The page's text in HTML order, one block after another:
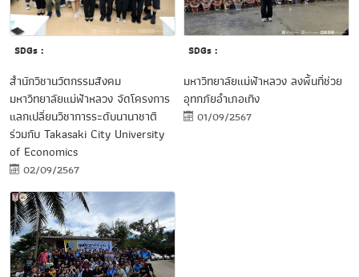
SDGs :
สำนักวิชานวัตกรรมสังคม
มหาวิทยาลัยแม่ฟ้าหลวง จัดโครงการ
แลกเปลี่ยนวิชาการระดับนานาชาติ
ร่วมกับ Takasaki City University
of Economics
02/09/2567
SDGs :
มหาวิทยาลัยแม่ฟ้าหลวง ลงพื้นที่ช่วย
อุทกภัยอำเภอเทิง
01/09/2567